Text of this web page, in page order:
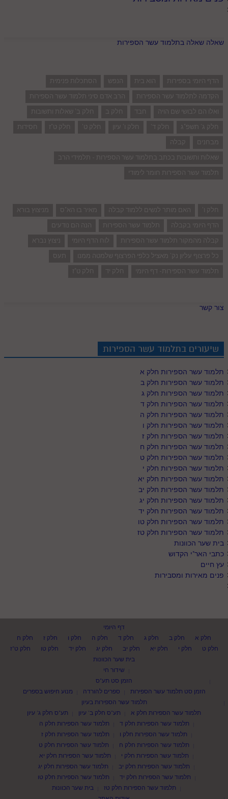
שאלה שאלה בתלמוד עשר הספירות
הדף היומי בספירות הוא בית הנפש
הסתכלות פנימית
הקדמה לתלמוד עשר הספירות
הרב אדם סיני תלמוד עשר הספירות
ואלו הם לבושי שם הויה
חבד חלק ב
חלק ב' שאלות ותשובות
חלק ג' תשפ"ג
חלק ד' חלק ו' עיון חלק ט' חלק ט"ז
חסידות
מבחנים
קבלה
שאלות ותשובות בכתב בתלמוד עשר הספירות - תלמידי הרב
תלמוד עשר הספירות חומר לימודי
חלק ו' האם מותר לנשים ללמוד קבלה מאיר בו הא"ס
מניצוץ בורא
הדף היומי בקבלה
תלמוד עשר הספירות
הנה הם נודעים
קבלה מהמקור תלמוד עשר הספירות
לוח הדף היומי
ניצוץ נברא
כל פרצוף עליון נק' מאציל כלפי הפרצוף שלמטה ממנו
תעס
תלמוד עשר הספירות- דף היומי
חלק יד חלק ט"ז
צור קשר
שיעורים בתלמוד עשר הספירות
תלמוד עשר הספירות חלק א
תלמוד עשר הספירות חלק ב
תלמוד עשר הספירות חלק ג
תלמוד עשר הספירות חלק ד
תלמוד עשר הספירות חלק ה
תלמוד עשר הספירות חלק ו
תלמוד עשר הספירות חלק ז
תלמוד עשר הספירות חלק ח
תלמוד עשר הספירות חלק ט
תלמוד עשר הספירות חלק י
תלמוד עשר הספירות חלק יא
תלמוד עשר הספירות חלק יב
תלמוד עשר הספירות חלק יג
תלמוד עשר הספירות חלק יד
תלמוד עשר הספירות חלק טו
תלמוד עשר הספירות חלק טז
בית שער הכוונות
כתבי האר"י הקדוש
עץ חיים
פנים מאירות ומסבירות
דף היומי
חלק א
חלק ב חלק ג חלק ד חלק ה חלק ו חלק ז
חלק ח
חלק ט
חלק י חלק יא חלק יב חלק יג חלק יד חלק טו
חלק ט"ז
בית שער הכוונות
שידור חי
הזמן סט תע"ס
הזמן סט תלמוד עשר הספירות
ספרים להורדה
מנוע חיפוש בספרים
תלמוד עשר הספירות בעיון
תלמוד עשר הספירות חלק א
תע"ס חלק ב' עיון
תע"ס חלק ג' עיון
תלמוד עשר הספירות חלק ד
תלמוד עשר הספירות חלק ה
תלמוד עשר הספירות חלק ו
תלמוד עשר הספירות חלק ז
תלמוד עשר הספירות חלק ח
תלמוד עשר הספירות חלק ט
תלמוד עשר הספירות חלק י
תלמוד עשר הספירות חלק יא
תלמוד עשר הספירות חלק יב
תלמוד עשר הספירות חלק יג
תלמוד עשר הספירות חלק יד
תלמוד עשר הספירות חלק טו
תלמוד עשר הספירות חלק טז
בית שער הכוונות